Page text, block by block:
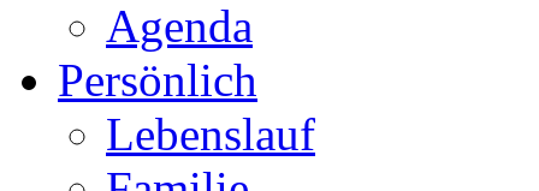
Agenda
Persönlich
Lebenslauf